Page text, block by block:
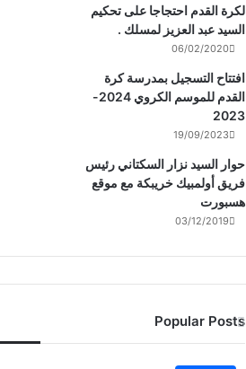
لكرة القدم احتجاجا على تحكيم
السيد عبد العزيز لمسلك .
06/02/2020
افتتاح التسجيل بمدرسة كرة
القدم للموسم الكروي 2024-
2023
19/09/2023
حوار السيد نزار السكتاني رئيس
فريق أولمبيك خريبكة مع موقع
هسبورت
03/12/2019
Popular Posts